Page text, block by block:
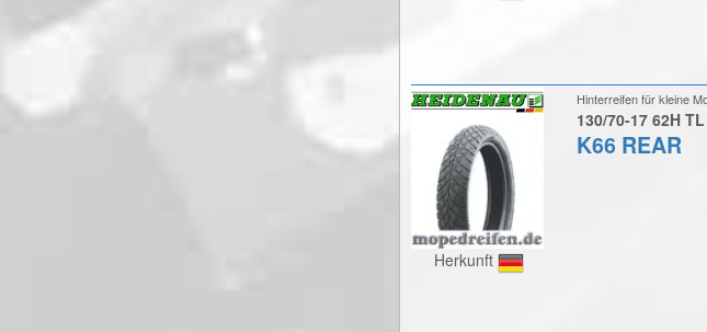
Herkunft
Hinterreifen für kleine
130/70-17 62H TL
K66 REAR